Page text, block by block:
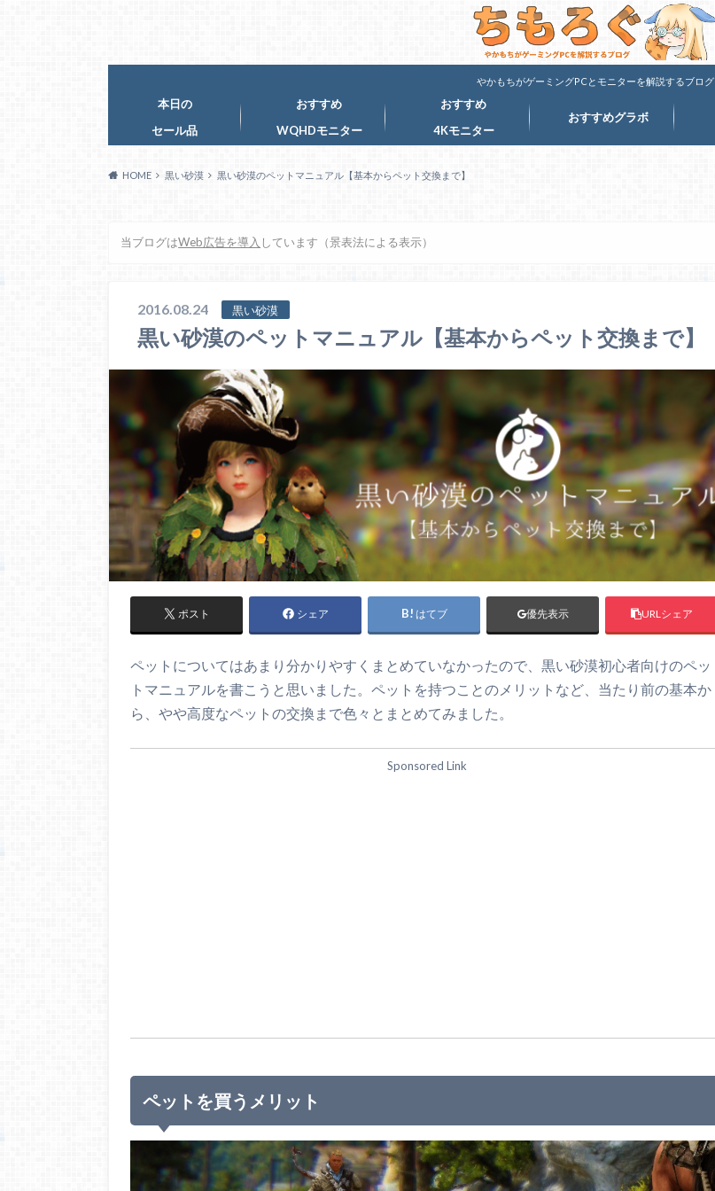
やかもちがゲーミングPCとモニターを解説するブログ
本日の
セール品
おすすめ
WQHDモニター
おすすめ
4Kモニター
おすすめグラボ
HOME 黒い砂漠 黒い砂漠のペットマニュアル【基本からペット交換まで】
当ブログはWeb広告を導入 しています（景表法による表示）
2016.08.24 黒い砂漠
黒い砂漠のペットマニュアル【基本からペット交換まで】
ポスト シェア はてブ 優先表示 URLシェア
ペットについてはあまり分かりやすくまとめていなかったので、黒い砂漠初心者向けのペッ
トマニュアルを書こうと思いました。ペットを持つことのメリットなど、当たり前の基本か
ら、やや高度なペットの交換まで色々とまとめてみました。
Sponsored Link
ペットを買うメリット